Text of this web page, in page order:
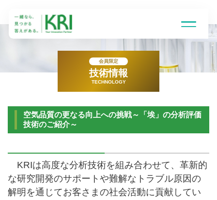
受託研究とは
得意技術領域
研究組織
企業情報
会員限定
技術情報
TECHNOLOGY
空気品質の更なる向上への挑戦～「埃」の分析評価
技術のご紹介～
KRIは高度な分析技術を組み合わせて、革新的
な研究開発のサポートや難解なトラブル原因の
解明を通じてお客さまの社会活動に貢献してい